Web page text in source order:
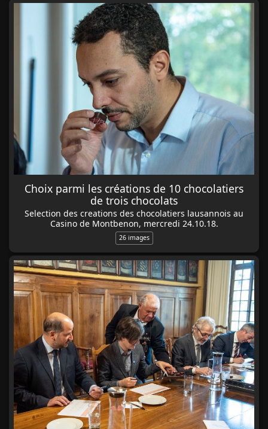
Choix parmi les créations de 10 chocolatiers
de trois chocolats
Selection des creations des chocolatiers lausannois au
Casino de Montbenon, mercredi 24.10.18.
26 images